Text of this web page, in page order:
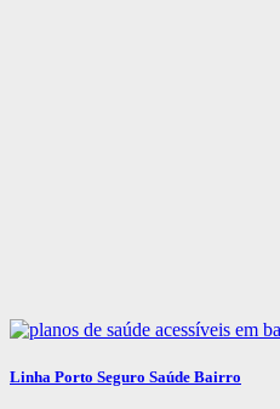
Linha Porto Seguro Saúde Bairro